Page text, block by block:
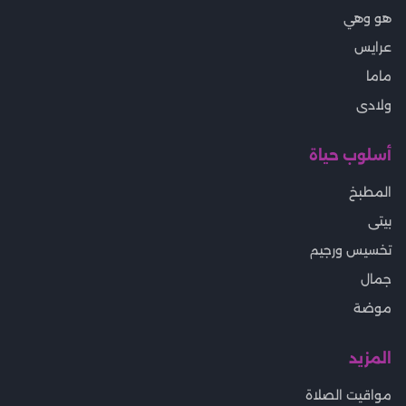
هو وهي
عرايس
ماما
ولادى
أسلوب حياة
المطبخ
بيتى
تخسيس ورجيم
جمال
موضة
المزيد
مواقيت الصلاة